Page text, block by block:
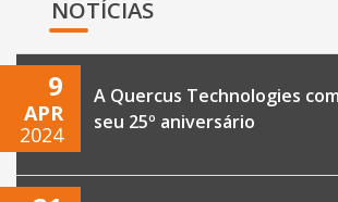
NOTÍCIAS
9
APR
2024
A Quercus Technologies
seu 25º aniversário